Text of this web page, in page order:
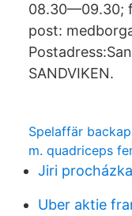
08.30—09.30;
post:
SANDVIKEN.
Spelaffär
m. quadriceps
Jiri procházka
Uber aktie